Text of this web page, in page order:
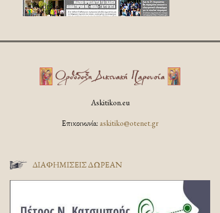
Askitikon.eu
Επικοινωνία:askitiko@otenet.gr
ΔΙΑΦΗΜΊΣΕΙΣ ΔΩΡΕΆΝ